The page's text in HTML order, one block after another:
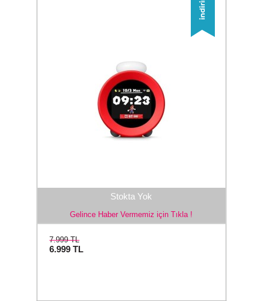
Stokta Yok
Gelince Haber Vermemiz için Tıkla !
7.999 TL
6.999TL